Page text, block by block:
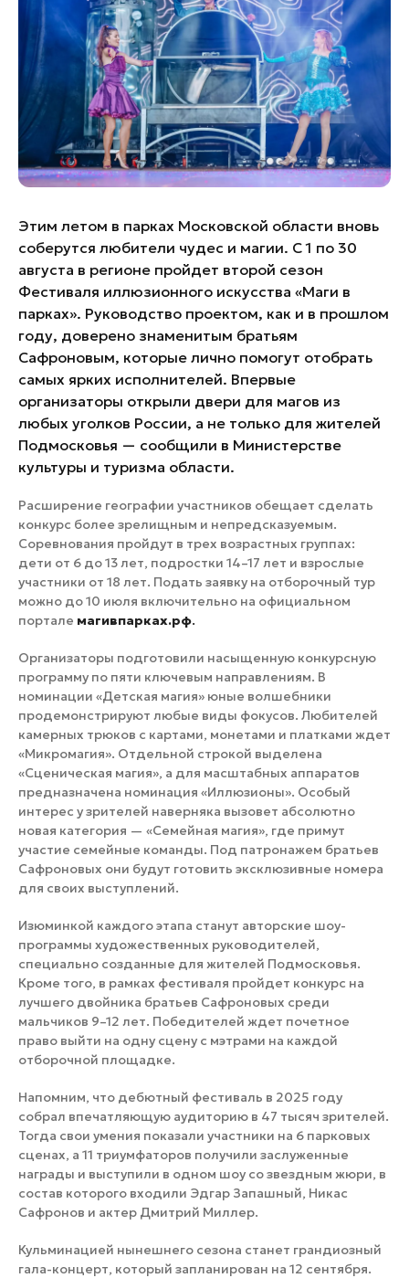
Банные комплексы
Горнолыжные клубы
Спецпроекты
Инвестиционный портал
Федоскинская фабрика
Пикник в Подмосковье
Золотое кольцо России
Войти
Особо охраняемые
природные территории
Этим летом в парках Московской области вновь
соберутся любители чудес и магии. С 1 по 30
августа в регионе пройдет второй сезон
Фестиваля иллюзионного искусства «Маги в
парках». Руководство проектом, как и в прошлом
году, доверено знаменитым братьям
Сафроновым, которые лично помогут отобрать
самых ярких исполнителей. Впервые
организаторы открыли двери для магов из
любых уголков России, а не только для жителей
Подмосковья — сообщили в Министерстве
культуры и туризма области.
Расширение географии участников обещает сделать
конкурс более зрелищным и непредсказуемым.
Соревнования пройдут в трех возрастных группах:
дети от 6 до 13 лет, подростки 14–17 лет и взрослые
участники от 18 лет. Подать заявку на отборочный тур
можно до 10 июля включительно на официальном
портале магивпарках.рф.
Организаторы подготовили насыщенную конкурсную
программу по пяти ключевым направлениям. В
номинации «Детская магия» юные волшебники
продемонстрируют любые виды фокусов. Любителей
камерных трюков с картами, монетами и платками ждет
«Микромагия». Отдельной строкой выделена
«Сценическая магия», а для масштабных аппаратов
предназначена номинация «Иллюзионы». Особый
интерес у зрителей наверняка вызовет абсолютно
новая категория — «Семейная магия», где примут
участие семейные команды. Под патронажем братьев
Сафроновых они будут готовить эксклюзивные номера
для своих выступлений.
Изюминкой каждого этапа станут авторские шоу-
программы художественных руководителей,
специально созданные для жителей Подмосковья.
Кроме того, в рамках фестиваля пройдет конкурс на
лучшего двойника братьев Сафроновых среди
мальчиков 9–12 лет. Победителей ждет почетное
право выйти на одну сцену с мэтрами на каждой
отборочной площадке.
Напомним, что дебютный фестиваль в 2025 году
собрал впечатляющую аудиторию в 47 тысяч зрителей.
Тогда свои умения показали участники на 6 парковых
сценах, а 11 триумфаторов получили заслуженные
награды и выступили в одном шоу со звездным жюри, в
состав которого входили Эдгар Запашный, Никас
Сафронов и актер Дмитрий Миллер.
Кульминацией нынешнего сезона станет грандиозный
гала-концерт, который запланирован на 12 сентября.